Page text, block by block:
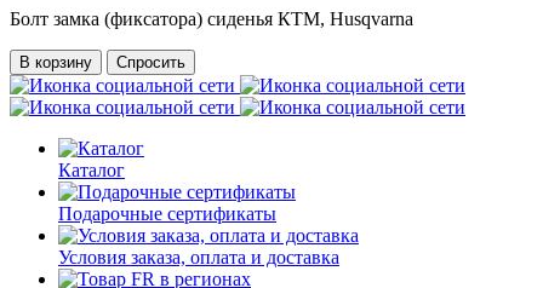
Болт замка (фиксатора) сиденья КТМ, Husqvarna
В корзину Спросить
Каталог
Подарочные сертификаты
Условия заказа, оплата и доставка